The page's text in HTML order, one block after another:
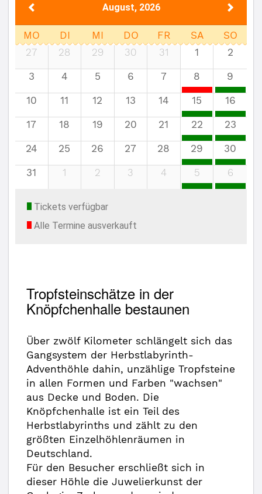
August, 2026
MO DI MI DO FR SA
SO
27
28 29 30 31 1 2
3 4 5 6 7 8 9
10 11 12 13 14 15 16
17 18 19 20 21 22 23
24 25 26 27 28 29 30
31 1 2 3 4 5 6
Tickets verfügbar
Alle Termine ausverkauft
Tropfsteinschätze in der
Knöpfchenhalle bestaunen
Über zwölf Kilometer schlängelt sich das
Gangsystem der Herbstlabyrinth-
Adventhöhle dahin, unzählige Tropfsteine
in allen Formen und Farben "wachsen"
aus Decke und Boden. Die
Knöpfchenhalle ist ein Teil des
Herbstlabyrinths und zählt zu den
größten Einzelhöhlenräumen in
Deutschland.
Für den Besucher erschließt sich in
dieser Höhle die Juwelierkunst der